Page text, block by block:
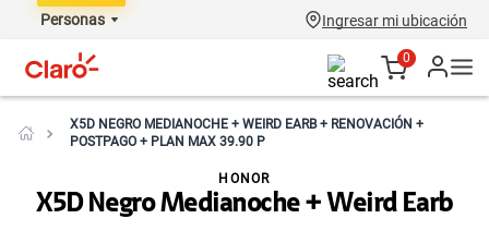
Personas Ingresar mi ubicación
0
X5D NEGRO MEDIANOCHE + WEIRD EARB + RENOVACIÓN +
POSTPAGO + PLAN MAX 39.90 P
X5D Negro Medianoche + Weird Earb
HONOR